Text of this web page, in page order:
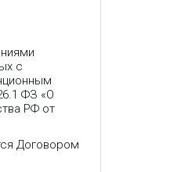
с
ФЗ «О
РФ от
Договором